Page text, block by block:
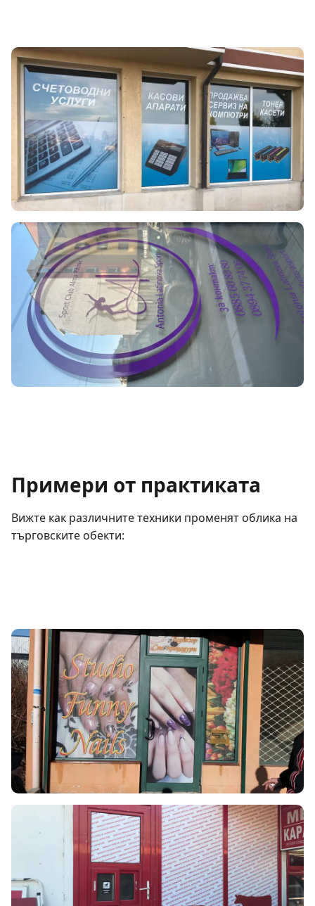
Примери от практиката
Вижте как различните техники променят облика на
търговските обекти: